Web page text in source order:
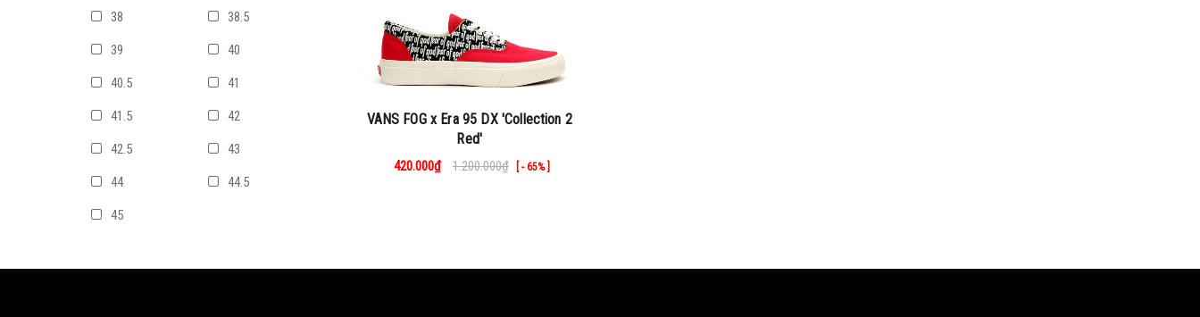
VANS FOG x Era 95 DX 'Collection 2
Red'
420.000₫ 1.200.000₫ [ - 65% ]
38 38.5
39 40
40.5 41
41.5 42
42.5 43
44 44.5
45